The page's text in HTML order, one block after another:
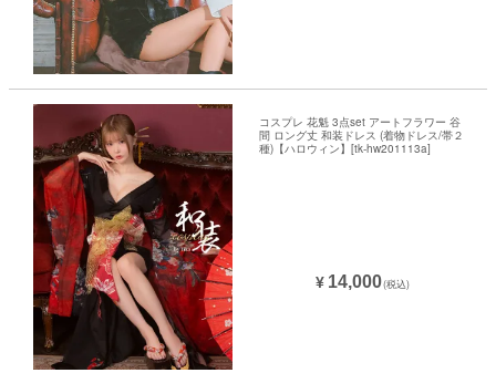
コスプレ 花魁 3点set アートフラワー 谷
間 ロング丈 和装ドレス (着物ドレス/帯２
種)【ハロウィン】[tk-hw201113a]
¥ 14,000(税込)